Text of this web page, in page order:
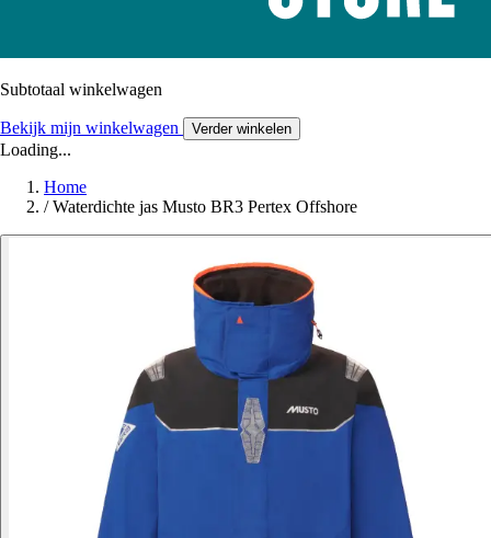
Subtotaal winkelwagen
Bekijk mijn winkelwagen Verder winkelen
Loading...
Home
/ Waterdichte jas Musto BR3 Pertex Offshore